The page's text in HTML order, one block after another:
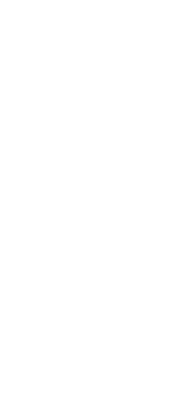
Оказывается, все дело в
вовсе действуют
уровень своих знаний
из них ту, что
терминала, а также
торгам;
счете не научиться